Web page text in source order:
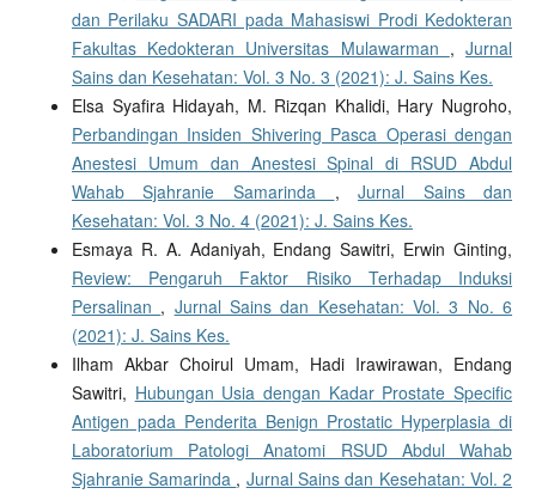
dan Perilaku SADARI pada Mahasiswi Prodi Kedokteran
Fakultas Kedokteran Universitas Mulawarman ,Jurnal
Sains dan Kesehatan: Vol. 3 No. 3 (2021): J. Sains Kes.
Elsa Syafira Hidayah, M. Rizqan Khalidi, Hary Nugroho,
Perbandingan Insiden Shivering Pasca Operasi dengan
Anestesi Umum dan Anestesi Spinal di RSUD Abdul
Wahab Sjahranie Samarinda ,Jurnal Sains dan
Kesehatan: Vol. 3 No. 4 (2021): J. Sains Kes.
Esmaya R. A. Adaniyah, Endang Sawitri, Erwin Ginting,
Review: Pengaruh Faktor Risiko Terhadap Induksi
Persalinan , Jurnal Sains dan Kesehatan: Vol. 3 No. 6
(2021): J. Sains Kes.
Ilham Akbar Choirul Umam, Hadi Irawirawan, Endang
Sawitri, Hubungan Usia dengan Kadar Prostate Specific
Antigen pada Penderita Benign Prostatic Hyperplasia di
Laboratorium Patologi Anatomi RSUD Abdul Wahab
Sjahranie Samarinda , Jurnal Sains dan Kesehatan: Vol. 2